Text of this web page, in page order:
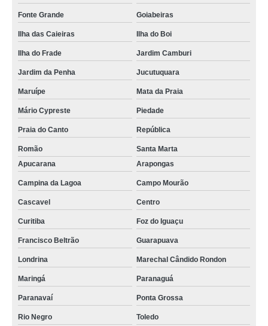
Fonte Grande Goiabeiras
Ilha das Caieiras Ilha do Boi
Ilha do Frade Jardim Camburi
Jardim da Penha Jucutuquara
Maruípe Mata da Praia
Mário Cypreste Piedade
Praia do Canto República
Romão
Santa Marta
Apucarana
Arapongas
Campina da Lagoa Campo Mourão
Cascavel Centro
Curitiba Foz do Iguaçu
Francisco Beltrão Guarapuava
Londrina Marechal Cândido Rondon
Maringá Paranaguá
Paranavaí Ponta Grossa
Rio Negro Toledo